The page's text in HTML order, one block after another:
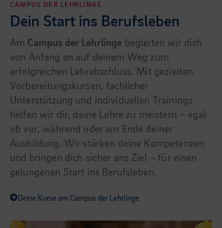
CAMPUS DER LEHRLINGE
Dein Start ins Berufsleben
Am Campus der Lehrlinge begleiten wir dich
von Anfang an auf deinem Weg zum
erfolgreichen Lehrabschluss. Mit gezielten
Vorbereitungskursen, fachlicher
Unterstützung und individuellen Trainings
helfen wir dir, deine Lehre zu meistern – egal
ob vor, während oder am Ende deiner
Ausbildung. Wir stärken deine Kompetenzen
und bringen dich sicher ans Ziel – für einen
gelungenen Start ins Berufsleben.
Deine Kurse am Campus der Lehrlinge